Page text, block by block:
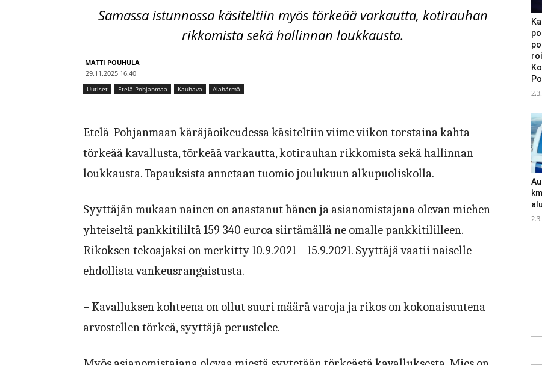
Samassa istunnossa käsiteltiin myös törkeää varkautta, kotirauhan
rikkomista sekä hallinnan loukkausta.
MATTI POUHULA
29.11.2025 16.40
Uutiset Etelä-Pohjanmaa Kauhava Alahärmä
Etelä-Pohjanmaan käräjäoikeudessa käsiteltiin viime viikon torstaina kahta
törkeää kavallusta, törkeää varkautta, kotirauhan rikkomista sekä hallinnan
loukkausta. Tapauksista annetaan tuomio joulukuun alkupuoliskolla.
Syyttäjän mukaan nainen on anastanut hänen ja asianomistajana olevan miehen
yhteiseltä pankkitililtä 159 340 euroa siirtämällä ne omalle pankkitililleen.
Rikoksen tekoajaksi on merkitty 10.9.2021 – 15.9.2021. Syyttäjä vaatii naiselle
ehdollista vankeusrangaistusta.
– Kavalluksen kohteena on ollut suuri määrä varoja ja rikos on kokonaisuutena
arvostellen törkeä, syyttäjä perustelee.